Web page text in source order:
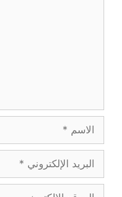
الاسم
البريد
الإلكتروني
الموقع